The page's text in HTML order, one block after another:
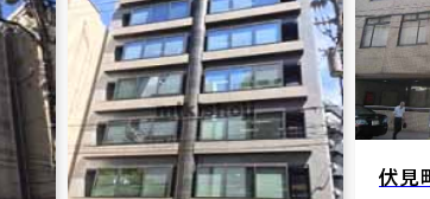
伏見